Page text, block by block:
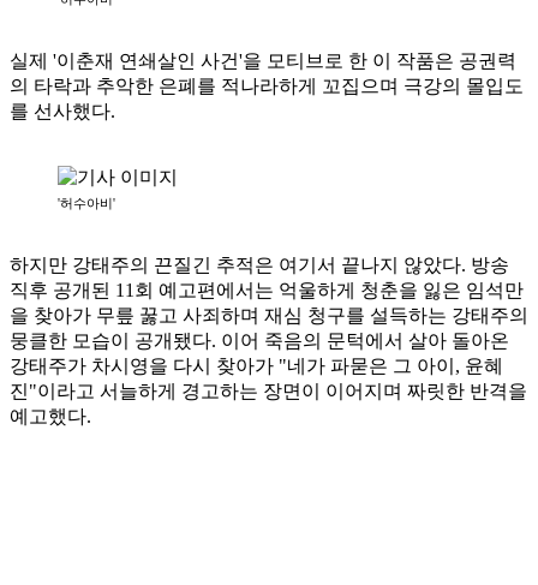
실제 '이춘재 연쇄살인 사건'을 모티브로 한 이 작품은 공권력
의 타락과 추악한 은폐를 적나라하게 꼬집으며 극강의 몰입도
를 선사했다.
'허수아비'
하지만 강태주의 끈질긴 추적은 여기서 끝나지 않았다. 방송
직후 공개된 11회 예고편에서는 억울하게 청춘을 잃은 임석만
을 찾아가 무릎 꿇고 사죄하며 재심 청구를 설득하는 강태주의
뭉클한 모습이 공개됐다. 이어 죽음의 문턱에서 살아 돌아온
강태주가 차시영을 다시 찾아가 "네가 파묻은 그 아이, 윤혜
진"이라고 서늘하게 경고하는 장면이 이어지며 짜릿한 반격을
예고했다.